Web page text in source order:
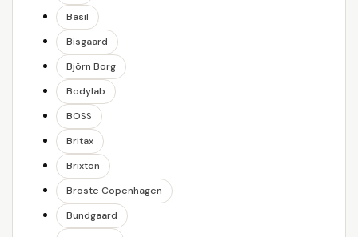
Basil
Bisgaard
Björn Borg
Bodylab
BOSS
Britax
Brixton
Broste Copenhagen
Bundgaard